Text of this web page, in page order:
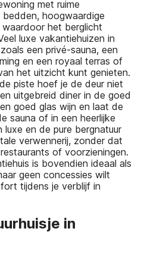
met ruime
hoogwaardige
het berglicht
luxe vakantiehuizen in
een privé-sauna, een
en een royaal terras of
het uitzicht kunt genieten.
piste hoef je de deur niet
uitgebreid diner in de goed
goed glas wijn en laat de
sauna of in een heerlijke
en de pure bergnatuur
verwennerij, zonder dat
of voorzieningen.
is bovendien ideaal als
geen concessies wilt
tijdens je verblijf in
in